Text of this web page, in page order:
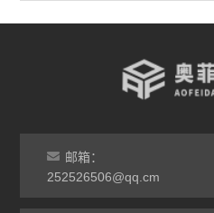
灰分马弗炉
非标定做马弗炉
邮箱：
252526506@qq.cm